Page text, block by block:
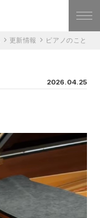
更新情報 ピアノのこと
2026.04.25